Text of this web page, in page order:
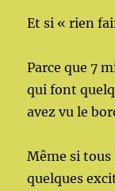
Et si « rien
Parce que 7
qui font
avez vu le
Même si
quelques